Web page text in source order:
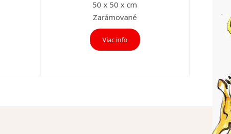
50 x 50 x cm
Zarámované
Viac info